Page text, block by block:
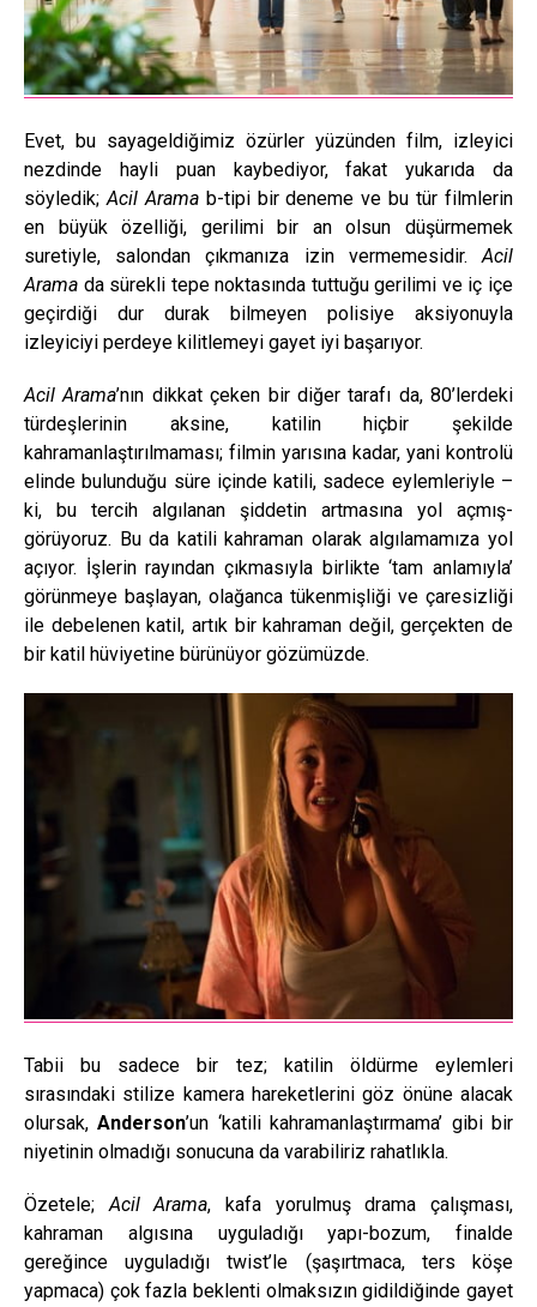
Evet, bu sayageldiğimiz özürler yüzünden film, izleyici
nezdinde hayli puan kaybediyor, fakat yukarıda da
söyledik;Acil Aramab-tipi bir deneme ve bu tür filmlerin
en büyük özelliği, gerilimi bir an olsun düşürmemek
suretiyle, salondan çıkmanıza izin vermemesidir.Acil
Arama da sürekli tepe noktasında tuttuğu gerilimi ve iç içe
geçirdiği dur durak bilmeyen polisiye aksiyonuyla
izleyiciyi perdeye kilitlemeyi gayet iyi başarıyor.
Acil Arama’nın dikkat çeken bir diğer tarafı da, 80’lerdeki
türdeşlerinin aksine, katilin hiçbir şekilde
kahramanlaştırılmaması; filmin yarısına kadar, yani kontrolü
elinde bulunduğu süre içinde katili, sadece eylemleriyle –
ki, bu tercih algılanan şiddetin artmasına yol açmış-
görüyoruz. Bu da katili kahraman olarak algılamamıza yol
açıyor. İşlerin rayından çıkmasıyla birlikte ‘tam anlamıyla’
görünmeye başlayan, olağanca tükenmişliği ve çaresizliği
ile debelenen katil, artık bir kahraman değil, gerçekten de
bir katil hüviyetine bürünüyor gözümüzde.
Tabii bu sadece bir tez; katilin öldürme eylemleri
sırasındaki stilize kamera hareketlerini göz önüne alacak
olursak,Anderson’un ‘katili kahramanlaştırmama’ gibi bir
niyetinin olmadığı sonucuna da varabiliriz rahatlıkla.
Özetele;Acil Arama, kafa yorulmuş drama çalışması,
kahraman algısına uyguladığı yapı-bozum, finalde
gereğince uyguladığı twist’le (şaşırtmaca, ters köşe
yapmaca) çok fazla beklenti olmaksızın gidildiğinde gayet